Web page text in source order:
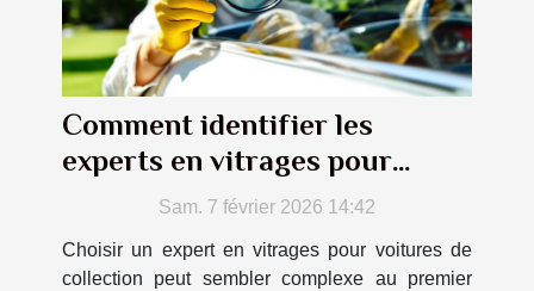
Comment identifier les
experts en vitrages pour
voitures de collection ?
Sam. 7 février 2026 14:42
Choisir un expert en vitrages pour voitures de
collection peut sembler complexe au premier